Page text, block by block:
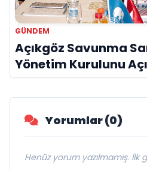
GÜNDEM
Açıkgöz Savunma
Yönetim Kurulunu
Savunma
Vurgusu
Yorumlar (0)
Henüz yorum yazılmamış. İlk